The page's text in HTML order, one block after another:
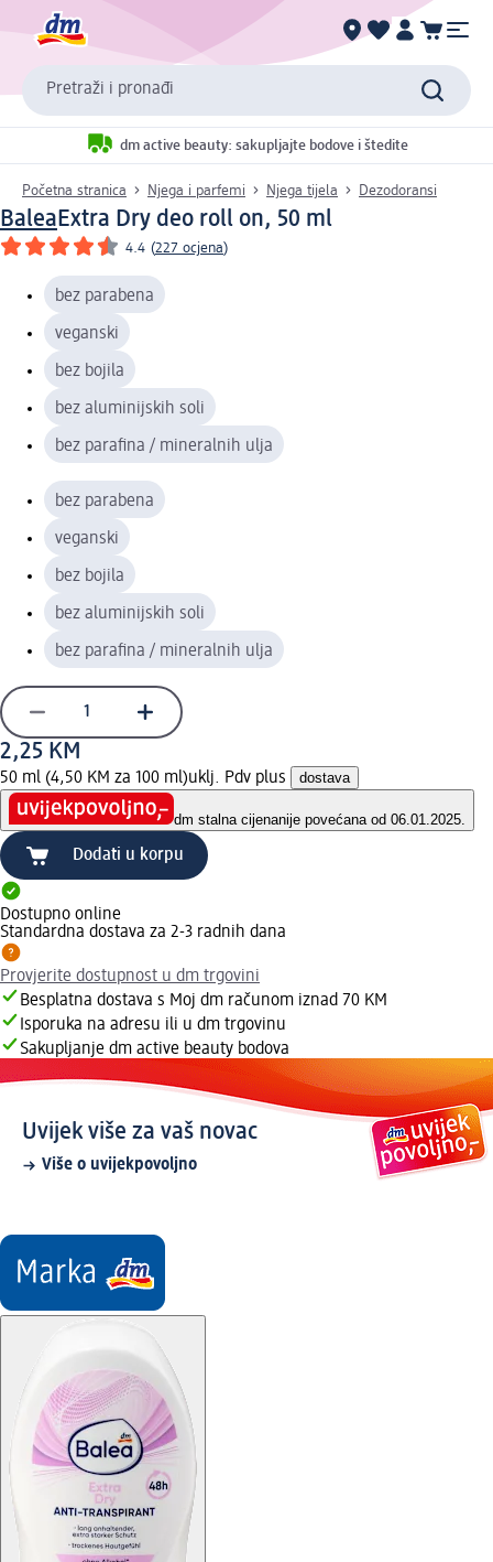
Pretraži i pronađi
dm active beauty: sakupljajte bodove i štedite
Početna stranica Njega i parfemi Njega tijela Dezodoransi
BaleaExtra Dry deo roll on, 50 ml
4.4 (227 ocjena)
bez parabena
veganski
bez bojila
bez aluminijskih soli
bez parafina / mineralnih ulja
bez parabena
veganski
bez bojila
bez aluminijskih soli
bez parafina / mineralnih ulja
2,25 KM
50 ml (4,50 KM za 100 ml)uklj. Pdv plus dostava
dm stalna cijenanije povećana od 06.01.2025.
Dodati u korpu
Dostupno online
Standardna dostava za 2-3 radnih dana
Provjerite dostupnost u dm trgovini
Besplatna dostava s Moj dm računom iznad 70 KM
Isporuka na adresu ili u dm trgovinu
Sakupljanje dm active beauty bodova
Uvijek više za vaš novac
Više o uvijekpovoljno